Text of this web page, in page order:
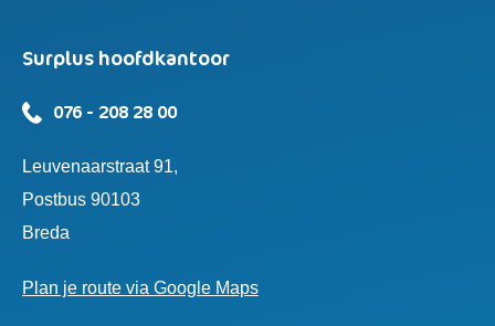
Surplus hoofdkantoor
076 - 208 28 00
Leuvenaarstraat 91,
Postbus 90103
Breda
Plan je route via Google Maps